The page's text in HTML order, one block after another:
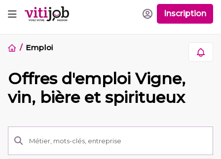
Inscription
Emploi
Offres d'emploi Vigne,
vin, bière et spiritueux